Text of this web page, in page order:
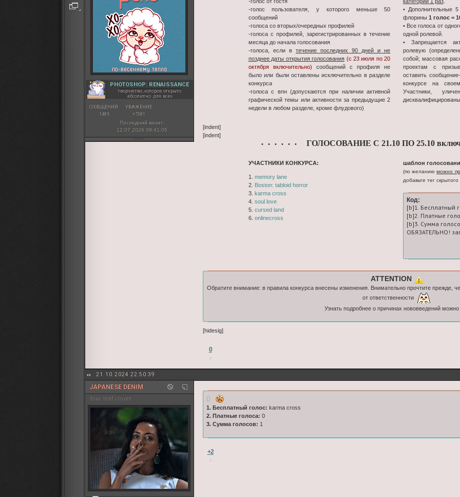
PHOTOSHOP: RENAISSANCE
творчество, которое открыто
абсолютно для всех
СООБЩЕНИЙ:
1485
УВАЖЕНИЕ:
+7381
Последний визит:
12.07.2026 09:41:05
-голос пользователя, у которого меньше 50
сообщений
-голоса со вторых/очередных профилей
-голоса с профилей, зарегистрированных в течение
месяца до начала голосования
-голоса, если в течение последних 90 дней и не
позднее даты открытия голосования (с 23 июля по 20
октября включительно) сообщений с профиля не
было или были оставлены исключительно в разделе
конкурса
-голоса с впн (допускаются при наличии активной
графической темы или активности за предыдущие 2
недели в любом разделе, кроме флудового)
• Дополнительные
флорины 1 голос =
• Все голоса от
одной ролевой.
• Запрещается
ролевую
собой; массовая
проектам с
оставить
конкурсе на
Участники,
[indent]
[indent]
• • • • • •
ГОЛОСОВАНИЕ С 21.10 ПО 25.10
УЧАСТНИКИ КОНКУРСА:
1. memory lane
2. Boston: tabloid horror
3. karma cross
4. soul love
5. cursed land
6. onlinecross
шаблон
(по желаниюможно
добавьте тег скрытого
Код:
[b]1. Бесплатный
[b]2. Платные
[b]3. Сумма
ОБЯЗАТЕЛЬНО!
ATTENTION
Обратите внимание: в правила конкурса внесены изменения. Внимательно прочтите прежде,
от ответственности
Узнать подробнее о причинах нововведений
[hidesig]
0
21.10.2024 22:50:39
JAPANESE DENIM
four leaf clover
1. Бесплатный голос: karma cross
2. Платные голоса: 0
3. Сумма голосов: 1
+2